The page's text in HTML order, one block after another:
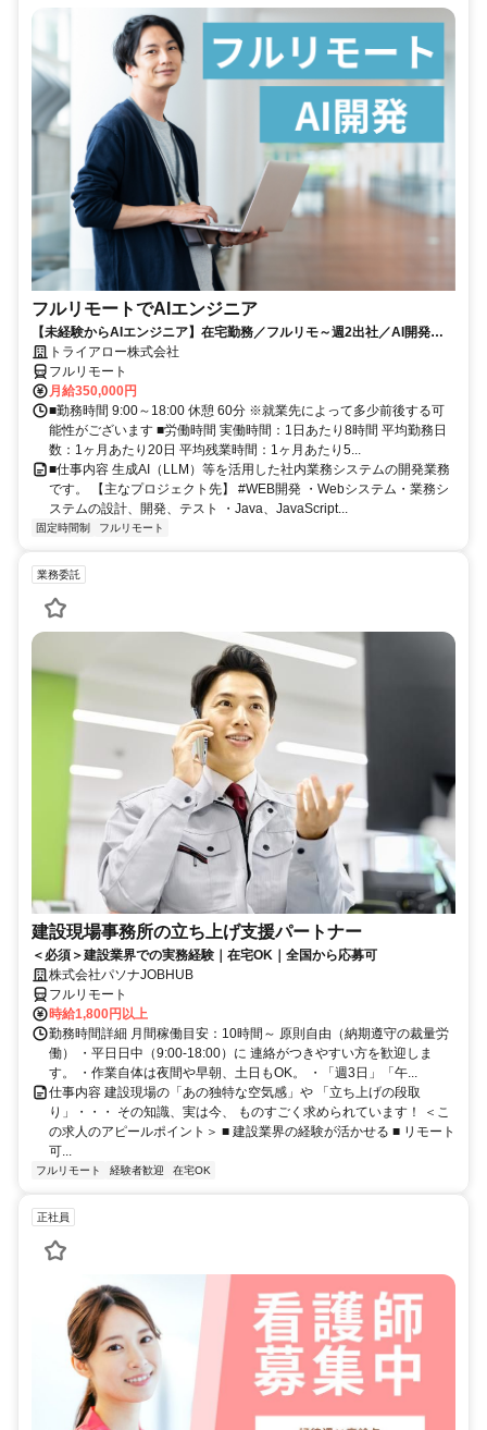
フルリモートでAIエンジニア
【未経験からAIエンジニア】在宅勤務／フルリモ～週2出社／AI開発を
仕事にする
トライアロー株式会社
フルリモート
月給350,000円
■勤務時間 9:00～18:00 休憩 60分 ※就業先によって多少前後する可
能性がございます ■労働時間 実働時間：1日あたり8時間 平均勤務日
数：1ヶ月あたり20日 平均残業時間：1ヶ月あたり5...
■仕事内容 生成AI（LLM）等を活用した社内業務システムの開発業務
です。 【主なプロジェクト先】 #WEB開発 ・Webシステム・業務シ
ステムの設計、開発、テスト ・Java、JavaScript...
固定時間制 フルリモート
業務委託
建設現場事務所の立ち上げ支援パートナー
＜必須＞建設業界での実務経験｜在宅OK｜全国から応募可
株式会社パソナJOBHUB
フルリモート
時給1,800円以上
勤務時間詳細 月間稼働目安：10時間～ 原則自由（納期遵守の裁量労
働） ・平日日中（9:00-18:00）に 連絡がつきやすい方を歓迎しま
す。 ・作業自体は夜間や早朝、土日もOK。 ・「週3日」「午...
仕事内容 建設現場の「あの独特な空気感」や 「立ち上げの段取
り」・・・ その知識、実は今、 ものすごく求められています！ ＜こ
の求人のアピールポイント＞ ■ 建設業界の経験が活かせる ■ リモート
可...
フルリモート 経験者歓迎 在宅OK
正社員